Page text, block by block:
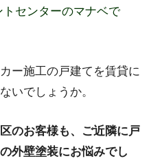
センターのマナベで
ー施工の戸建てを賃貸に
いでしょうか。
のお客様も、ご近隣に戸
外壁塗装にお悩みでし